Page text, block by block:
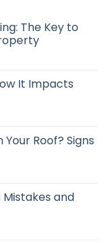
The Key to
It Impacts
Roof? Signs
and